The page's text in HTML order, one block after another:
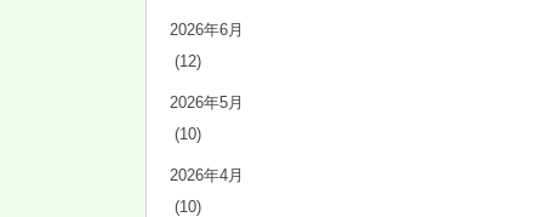
2026年6月
(12)
2026年5月
(10)
2026年4月
(10)